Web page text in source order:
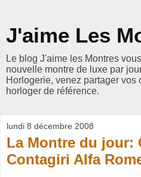
J'aime Les
Le blog J'aime les Montres
nouvelle montre de luxe par
Horlogerie, venez partager vos
horloger de référence.
lundi 8 décembre 2008
La Montre du jour:
Contagiri Alfa